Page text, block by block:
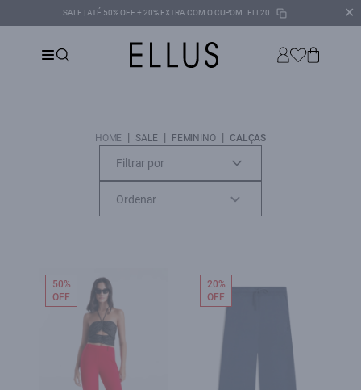
SALE | ATÉ 50% OFF + 20% EXTRA COM O CUPOM ELL20 ✕
HOME | SALE | FEMININO | CALÇAS
Filtrar por
50%
OFF
20%
OFF